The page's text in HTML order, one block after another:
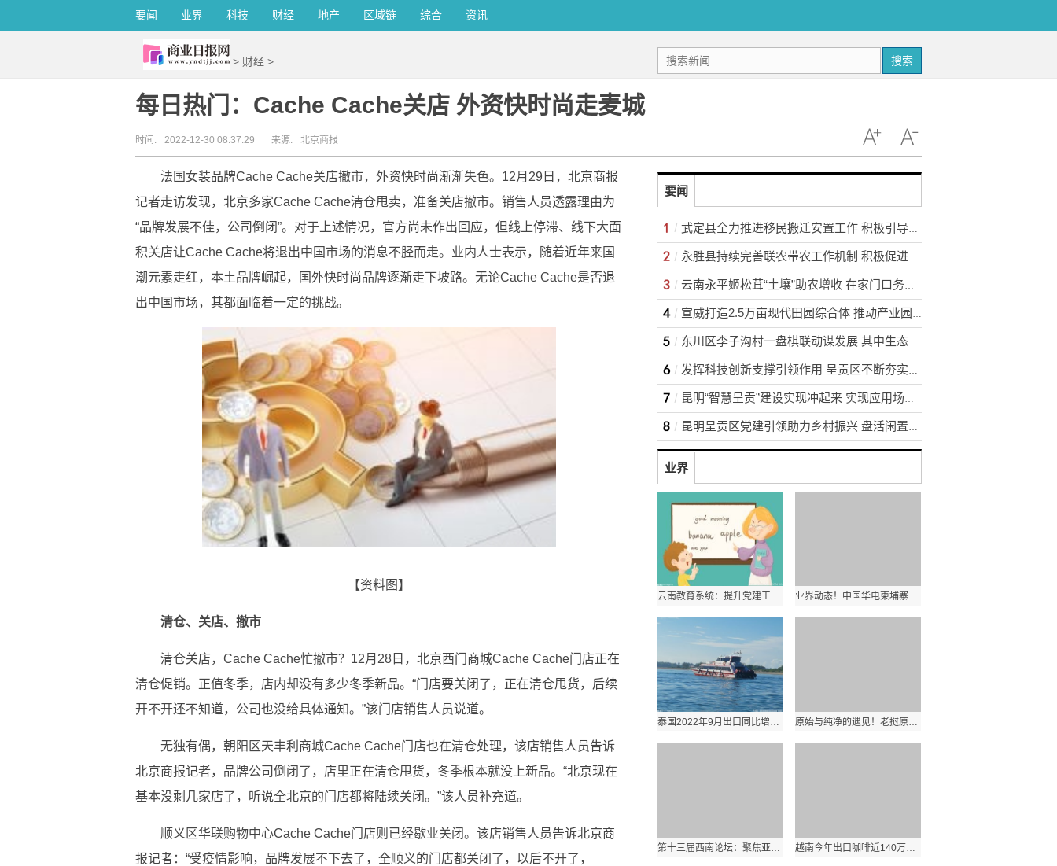
要闻 业界 科技 财经 地产 区域链 综合 资讯
> 财经 > 搜索
每日热门：Cache Cache关店 外资快时尚走麦城
时间: 2022-12-30 08:37:29 来源: 北京商报
法国女装品牌Cache Cache关店撤市，外资快时尚渐渐失色。12月29日，北京商报
记者走访发现，北京多家Cache Cache清仓甩卖，准备关店撤市。销售人员透露理由为
“品牌发展不佳，公司倒闭”。对于上述情况，官方尚未作出回应，但线上停滞、线下大面
积关店让Cache Cache将退出中国市场的消息不胫而走。业内人士表示，随着近年来国
潮元素走红，本土品牌崛起，国外快时尚品牌逐渐走下坡路。无论Cache Cache是否退
出中国市场，其都面临着一定的挑战。
【资料图】
清仓、关店、撤市
清仓关店，Cache Cache忙撤市？12月28日，北京西门商城Cache Cache门店正在
清仓促销。正值冬季，店内却没有多少冬季新品。“门店要关闭了，正在清仓甩货，后续
开不开还不知道，公司也没给具体通知。”该门店销售人员说道。
无独有偶，朝阳区天丰利商城Cache Cache门店也在清仓处理，该店销售人员告诉
北京商报记者，品牌公司倒闭了，店里正在清仓甩货，冬季根本就没上新品。“北京现在
基本没剩几家店了，听说全北京的门店都将陆续关闭。”该人员补充道。
顺义区华联购物中心Cache Cache门店则已经歇业关闭。该店销售人员告诉北京商
报记者：“受疫情影响，品牌发展不下去了，全顺义的门店都关闭了，以后不开了，
要闻
武定县全力推进移民搬迁安置工作 积极引导移民多渠道就业
永胜县持续完善联农带农工作机制 积极促进农民收入持续增长
云南永平姬松茸“土壤”助农增收 在家门口务工实现稳步增收
宣威打造2.5万亩现代田园综合体 推动产业园区农业转型升级
东川区李子沟村一盘棋联动谋发展 其中生态采摘园获利3.5万元
发挥科技创新支撑引领作用 呈贡区不断夯实区域创新体系建设
昆明“智慧呈贡”建设实现冲起来 实现应用场景1到N的推广
昆明呈贡区党建引领助力乡村振兴 盘活闲置土地资源200余亩
业界
云南教育系统：提升党建工作质量是办学治校的基本功和生命线 业界动态！中国华电柬埔寨西港项目首台机组顺利通过试验
泰国2022年9月出口同比增长7.8% 农产品出口额同比增长1.8% 原始与纯净的遇见！老挝原生态古树茶亮相第五届进博会
第十三届西南论坛：聚焦亚太格局演变和区域合作新发展 越南今年出口咖啡近140万吨 其中出口额达31.6亿美元